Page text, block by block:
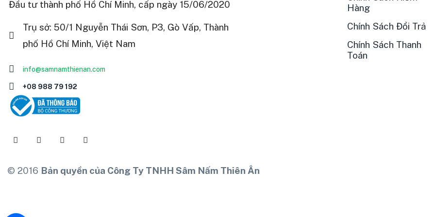
Đầu tư thành phố Hồ Chí Minh, cấp ngày 15/06/2020
Trụ sở: 50/1 Nguyễn Thái Sơn, P3, Gò Vấp, Thành
phố Hồ Chí Minh, Việt Nam
info@samnamthienan.com
+08 988 79 192
Hàng
Chính Sách Đổi Trả
Chính Sách Thanh
Toán
© 2016 Bản quyền của Công Ty TNHH Sâm Nấm Thiên Ân